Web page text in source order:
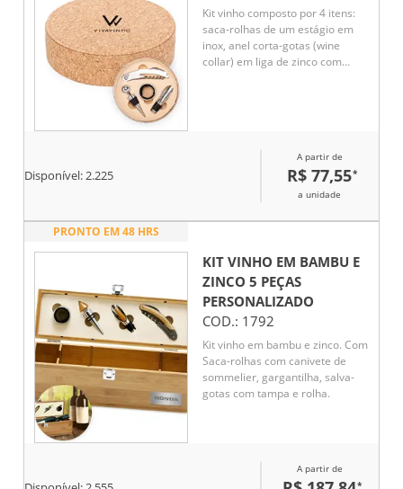
Kit vinho composto por 4 itens:
saca-rolhas de um estágio em
inox, anel corta-gotas (wine
collar) em liga de zinco com
MDF com revestimento em
cortiça e interior em espuma de
Disponível:2.225
A partir de
R$ 77,55*
a unidade
PRONTO EM 48 HRS
KIT VINHO EM BAMBU E
ZINCO 5 PEÇAS
PERSONALIZADO
COD.: 1792
Kit vinho em bambu e zinco. Com
Saca-rolhas com canivete de
sommelier, gargantilha, salva-
gotas com tampa e rolha.
A partir de
*